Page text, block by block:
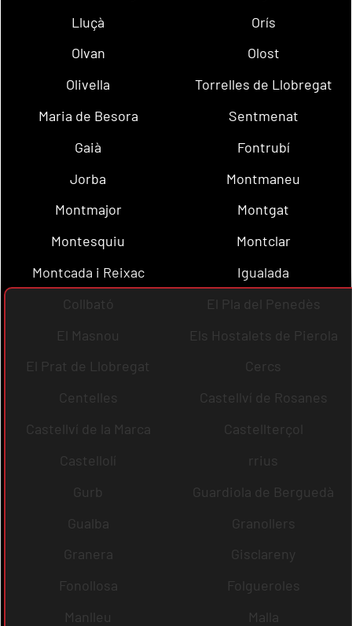
Lluçà
Orís
Olvan
Olost
Olivella
Torrelles de Llobregat
Maria de Besora
Sentmenat
Gaià
Fontrubí
Jorba
Montmaneu
Montmajor
Montgat
Montesquiu
Montclar
Montcada i Reixac
Igualada
Collbató
El Pla del Penedès
El Masnou
Els Hostalets de Pierola
El Prat de Llobregat
Cercs
Centelles
Castellví de Rosanes
Castellví de la Marca
Castellterçol
Castellolí
rrius
Gurb
Guardiola de Berguedà
Gualba
Granollers
Granera
Gisclareny
Fonollosa
Folgueroles
Manlleu
Malla